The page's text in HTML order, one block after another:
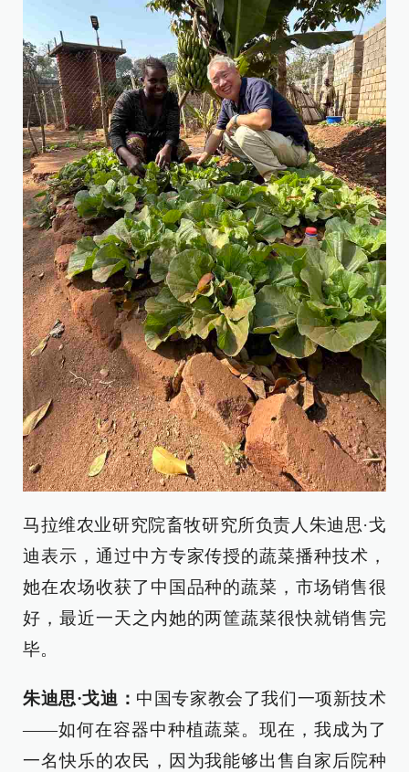
马拉维农业研究院畜牧研究所负责人朱迪思·戈
迪表示，通过中方专家传授的蔬菜播种技术，
她在农场收获了中国品种的蔬菜，市场销售很
好，最近一天之内她的两筐蔬菜很快就销售完
毕。
朱迪思·戈迪： 中国专家教会了我们一项新技术
——如何在容器中种植蔬菜。现在，我成为了
一名快乐的农民，因为我能够出售自家后院种